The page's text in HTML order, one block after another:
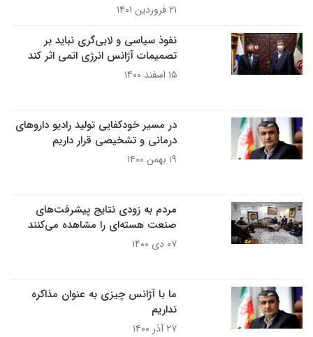
۲۱ فروردین ۱۴۰۱
نفوذ سیاسی و لابی‌گری نباید بر
تصمیمات آژانس انرژی اتمی اثر کند
۱۵ اسفند ۱۴۰۰
در مسیر خودکفایی تولید رادیو داروهای
درمانی و تشخیصی قرار داریم
۱۹ بهمن ۱۴۰۰
مردم به زودی نتایج پیشرفت‌های
صنعت هسته‌ای را مشاهده می‌کنند
۰۷ دی ۱۴۰۰
ما با آژانس چیزی به عنوان مذاکره
نداریم
۲۷ آذر ۱۴۰۰